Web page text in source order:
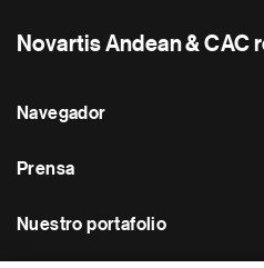
Novartis Andean & CAC
Navegador
Prensa
Nuestro portafolio